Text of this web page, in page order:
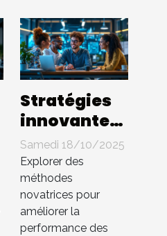
Stratégies
innovantes
pour
booster
l'efficacité
des équipes
à distance
Samedi 18/10/2025
Explorer des
méthodes
novatrices pour
améliorer la
performance des